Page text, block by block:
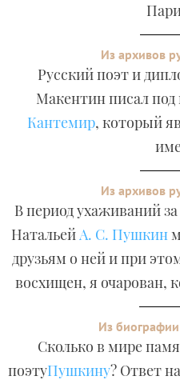
Из архивов
Русский поэт и
Макентин писал
Кантемир, который
Из архивов
В период ухаживаний
НатальейА. С. Пушкин
друзьям о ней и при
восхищен, я очарован,
Из
Сколько в мире
поэтуПушкину? Ответ